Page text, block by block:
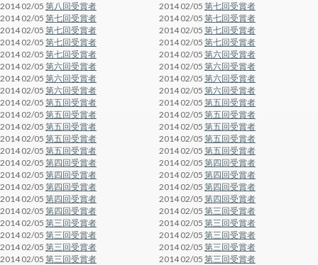
2014 02/05 第八回受賞者 2014 02/05 第七回受賞者
2014 02/05 第七回受賞者 2014 02/05 第七回受賞者
2014 02/05 第七回受賞者 2014 02/05 第七回受賞者
2014 02/05 第七回受賞者 2014 02/05 第七回受賞者
2014 02/05 第七回受賞者 2014 02/05 第六回受賞者
2014 02/05 第六回受賞者 2014 02/05 第六回受賞者
2014 02/05 第六回受賞者 2014 02/05 第六回受賞者
2014 02/05 第六回受賞者 2014 02/05 第六回受賞者
2014 02/05 第五回受賞者 2014 02/05 第五回受賞者
2014 02/05 第五回受賞者 2014 02/05 第五回受賞者
2014 02/05 第五回受賞者 2014 02/05 第五回受賞者
2014 02/05 第五回受賞者 2014 02/05 第五回受賞者
2014 02/05 第五回受賞者 2014 02/05 第五回受賞者
2014 02/05 第四回受賞者 2014 02/05 第四回受賞者
2014 02/05 第四回受賞者 2014 02/05 第四回受賞者
2014 02/05 第四回受賞者 2014 02/05 第四回受賞者
2014 02/05 第四回受賞者 2014 02/05 第四回受賞者
2014 02/05 第四回受賞者 2014 02/05 第三回受賞者
2014 02/05 第三回受賞者 2014 02/05 第三回受賞者
2014 02/05 第三回受賞者 2014 02/05 第三回受賞者
2014 02/05 第三回受賞者 2014 02/05 第三回受賞者
2014 02/05 第三回受賞者 2014 02/05 第三回受賞者